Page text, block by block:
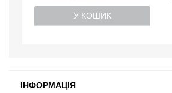
У КОШИК
ІНФОРМАЦІЯ